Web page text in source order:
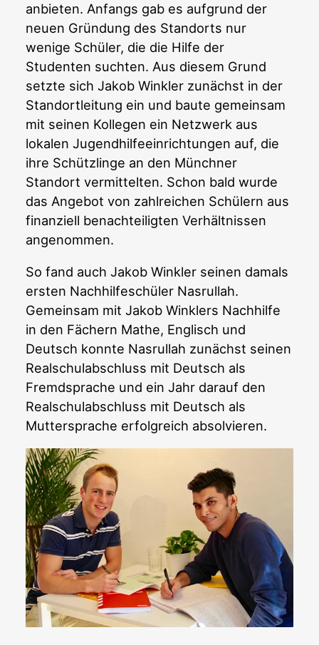
anbieten. Anfangs gab es aufgrund der
neuen Gründung des Standorts nur
wenige Schüler, die die Hilfe der
Studenten suchten. Aus diesem Grund
setzte sich Jakob Winkler zunächst in der
Standortleitung ein und baute gemeinsam
mit seinen Kollegen ein Netzwerk aus
lokalen Jugendhilfeeinrichtungen auf, die
ihre Schützlinge an den Münchner
Standort vermittelten. Schon bald wurde
das Angebot von zahlreichen Schülern aus
finanziell benachteiligten Verhältnissen
angenommen.
So fand auch Jakob Winkler seinen damals
ersten Nachhilfeschüler Nasrullah.
Gemeinsam mit Jakob Winklers Nachhilfe
in den Fächern Mathe, Englisch und
Deutsch konnte Nasrullah zunächst seinen
Realschulabschluss mit Deutsch als
Fremdsprache und ein Jahr darauf den
Realschulabschluss mit Deutsch als
Muttersprache erfolgreich absolvieren.